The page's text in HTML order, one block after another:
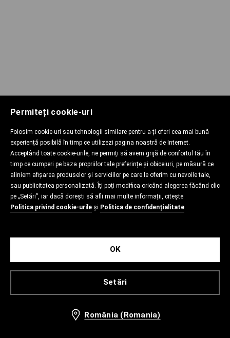
Permiteți cookie-uri
Folosim cookie-uri sau tehnologii similare pentru a-ți oferi cea mai bună
experiență posibilă în timp ce utilizezi pagina noastră de Internet.
Acceptând toate cookie-urile, ne permiți să avem grijă de confortul tău în
timp ce cumperi pe baza propriilor tale preferințe și obiceiuri, pe măsură ce
aliniem afișarea produselor și serviciilor pe care le oferim cu nevoile tale,
sau publicitatea personalizată. Îți poți modifica oricând alegerea făcând clic
pe „Setări”, iar dacă dorești să afli mai multe informații, citește
Politica privind cookie-urile și Politica de confidențialitate.
Setări
OK
România (Romania)